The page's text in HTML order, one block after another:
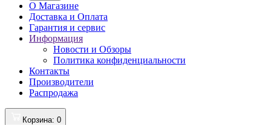
О Магазине
Доставка и Оплата
Гарантия и сервис
Информация
Новости и Обзоры
Политика конфиденциальности
Контакты
Производители
Распродажа
Корзина: 0